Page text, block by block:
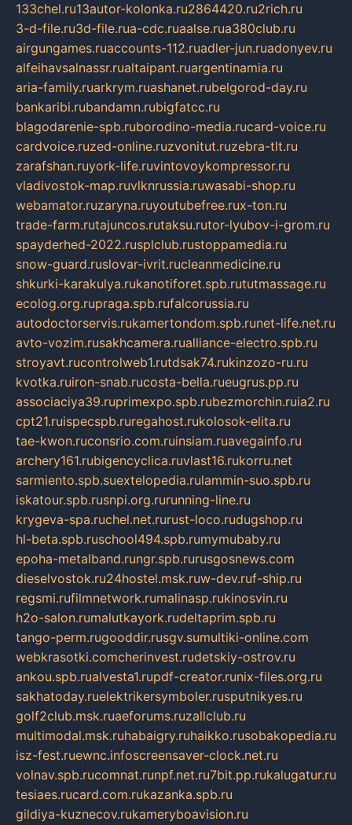
133chel.ru13autor-kolonka.ru2864420.ru2rich.ru
3-d-file.ru3d-file.rua-cdc.ruaalse.rua380club.ru
airgungames.ruaccounts-112.ruadler-jun.ruadonyev.ru
alfeihavsalnassr.rualtaipant.ruargentinamia.ru
aria-family.ruarkrym.ruashanet.rubelgorod-day.ru
bankaribi.rubandamn.rubigfatcc.ru
blagodarenie-spb.ruborodino-media.rucard-voice.ru
cardvoice.ruzed-online.ruzvonitut.ruzebra-tlt.ru
zarafshan.ruyork-life.ruvintovoykompressor.ru
vladivostok-map.ruvlknrussia.ruwasabi-shop.ru
webamator.ruzaryna.ruyoutubefree.rux-ton.ru
trade-farm.rutajuncos.rutaksu.rutor-lyubov-i-grom.ru
spayderhed-2022.rusplclub.rustoppamedia.ru
snow-guard.ruslovar-ivrit.rucleanmedicine.ru
shkurki-karakulya.rukanotiforet.spb.rututmassage.ru
ecolog.org.rupraga.spb.rufalcorussia.ru
autodoctorservis.rukamertondom.spb.runet-life.net.ru
avto-vozim.rusakhcamera.rualliance-electro.spb.ru
stroyavt.rucontrolweb1.rutdsak74.rukinzozo-ru.ru
kvotka.ruiron-snab.rucosta-bella.rueugrus.pp.ru
associaciya39.ruprimexpo.spb.rubezmorchin.ruia2.ru
cpt21.ruispecspb.ruregahost.rukolosok-elita.ru
tae-kwon.ruconsrio.com.ruinsiam.ruavegainfo.ru
archery161.rubigencyclica.ruvlast16.rukorru.net
sarmiento.spb.suextelopedia.rulammin-suo.spb.ru
iskatour.spb.rusnpi.org.rurunning-line.ru
krygeva-spa.ruchel.net.rurust-loco.rudugshop.ru
hl-beta.spb.ruschool494.spb.rumymubaby.ru
epoha-metalband.rungr.spb.rurusgosnews.com
dieselvostok.ru24hostel.msk.ruw-dev.ruf-ship.ru
regsmi.rufilmnetwork.rumalinasp.rukinosvin.ru
h2o-salon.rumalutkayork.rudeltaprim.spb.ru
tango-perm.rugooddir.rusgv.sumultiki-online.com
webkrasotki.comcherinvest.rudetskiy-ostrov.ru
ankou.spb.rualvesta1.rupdf-creator.runix-files.org.ru
sakhatoday.ruelektrikersymboler.rusputnikyes.ru
golf2club.msk.ruaeforums.ruzallclub.ru
multimodal.msk.ruhabaigry.ruhaikko.rusobakopedia.ru
isz-fest.ruewnc.infoscreensaver-clock.net.ru
volnav.spb.rucomnat.runpf.net.ru7bit.pp.rukalugatur.ru
tesiaes.rucard.com.rukazanka.spb.ru
gildiya-kuznecov.rukameryboavision.ru